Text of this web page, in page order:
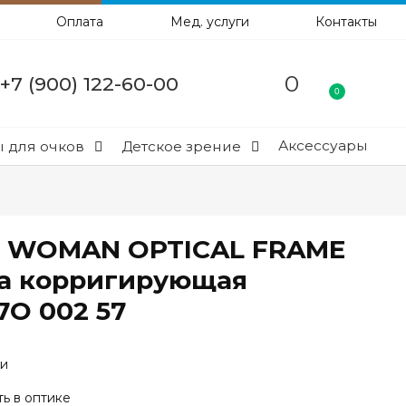
Оплата Мед. услуги Контакты
+7 (900) 122-60-00 0 0
для очков Детское зрение Аксессуары
WOMAN OPTICAL FRAME
корригирующая
002 57
в оптике